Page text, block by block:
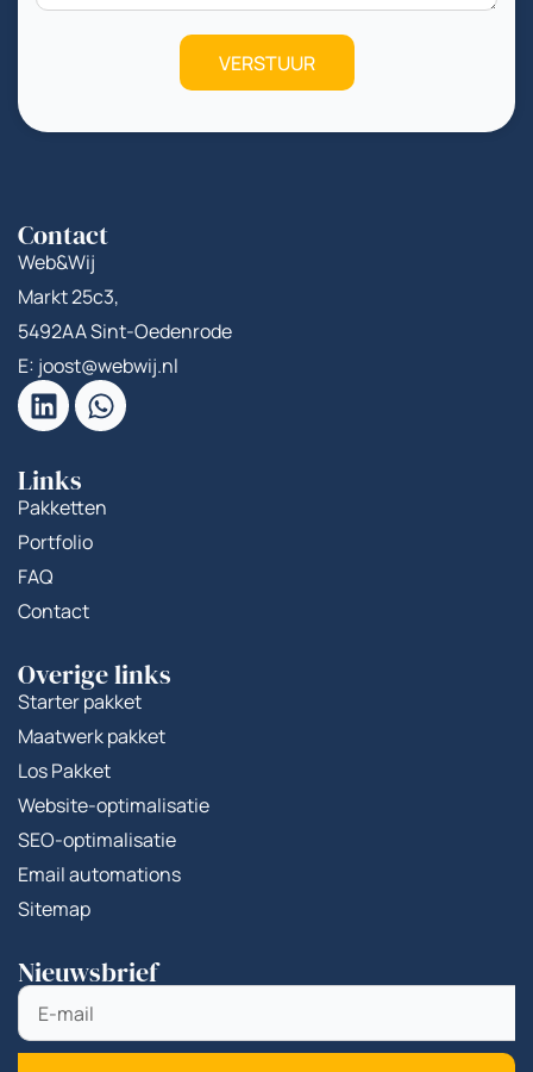
VERSTUUR
Contact
Web&Wij
Markt 25c3,
5492AA Sint-Oedenrode
E: joost@webwij.nl
Links
Pakketten
Portfolio
FAQ
Contact
Overige links
Starter pakket
Maatwerk pakket
Los Pakket
Website-optimalisatie
SEO-optimalisatie
Email automations
Sitemap
Nieuwsbrief